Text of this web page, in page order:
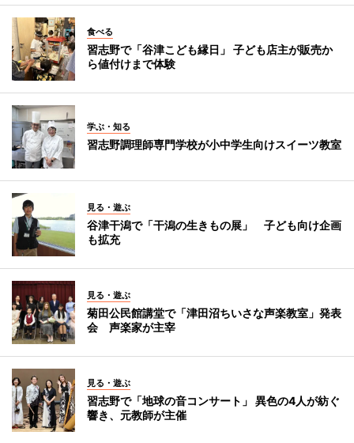
食べる
習志野で「谷津こども縁日」 子ども店主が販売か
ら値付けまで体験
学ぶ・知る
習志野調理師専門学校が小中学生向けスイーツ教室
見る・遊ぶ
谷津干潟で「干潟の生きもの展」 子ども向け企画
も拡充
見る・遊ぶ
菊田公民館講堂で「津田沼ちいさな声楽教室」発表
会 声楽家が主宰
見る・遊ぶ
習志野で「地球の音コンサート」 異色の4人が紡ぐ
響き、元教師が主催